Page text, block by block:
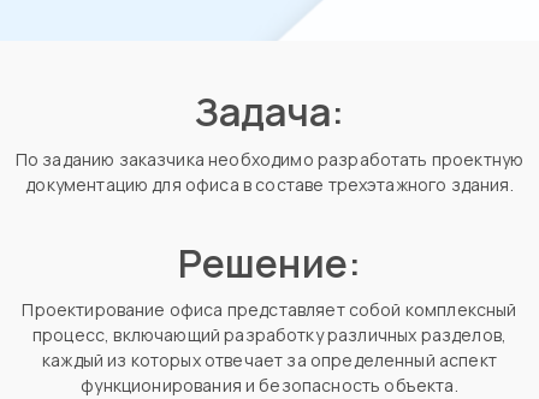
Задача:
По заданию заказчика необходимо разработать проектную
документацию для офиса в составе трехэтажного здания.
Решение:
Проектирование офиса представляет собой комплексный
процесс, включающий разработку различных разделов,
каждый из которых отвечает за определенный аспект
функционирования и безопасность объекта.